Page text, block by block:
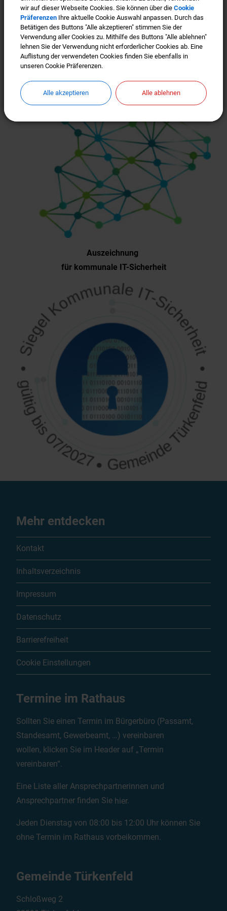
Türkenfeld ist "Gigabit-Region"
Auszeichnung
für kommunale IT-Sicherheit
Mehr entdecken
Kontakt
Inhaltsverzeichnis
Impressum
Datenschutz
Barrierefreiheit
Cookie Einstellungen
Termine im Rathaus
Sollten Sie einen Termin im Bürgerbüro (Passamt,
Standesamt, Gewerbeamt, …) vereinbaren
wollen, klicken Sie im Header auf „Termin
vereinbaren“.
Eine Liste aller Ansprechpartnerinnen und
Ansprechpartner finden Sie hier.
Jeden Dienstag von 08:00 bis 12:00 Uhr können Sie
ohne Termin im Rathaus vorbeikommen.
Gemeinde Türkenfeld
Schloßweg 2
wir auf dieser Webseite Cookies. Sie können über die Cookie
Präferenzen Ihre aktuelle Cookie Auswahl anpassen. Durch das
Betätigen des Buttons "Alle akzeptieren" stimmen Sie der
Verwendung aller Cookies zu. Mithilfe des Buttons "Alle ablehnen"
lehnen Sie der Verwendung nicht erforderlicher Cookies ab. Eine
Auflistung der verwendeten Cookies finden Sie ebenfalls in
unseren Cookie Präferenzen.
Alle akzeptieren Alle ablehnen
wir auf dieser Webseite Cookies. Sie können über die Cookie
Präferenzen Ihre aktuelle Cookie Auswahl anpassen. Durch das
Betätigen des Buttons "Alle akzeptieren" stimmen Sie der
Verwendung aller Cookies zu. Mithilfe des Buttons "Alle ablehnen"
lehnen Sie der Verwendung nicht erforderlicher Cookies ab. Eine
Auflistung der verwendeten Cookies finden Sie ebenfalls in
unseren Cookie Präferenzen.
Alle akzeptieren Alle ablehnen